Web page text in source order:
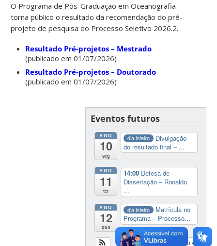
O Programa de Pós-Graduação em Oceanografia
torna público o resultado da recomendação do pré-
projeto de pesquisa do Processo Seletivo 2026.2.
Resultado Pré-projetos – Mestrado
(publicado em 01/07/2026)
Resultado Pré-projetos – Doutorado
(publicado em 01/07/2026)
Eventos futuros
AGO
10
seg
dia inteiro
Divulgação
do resultado final – ...
AGO
11
ter
14:00 Defesa de
Dissertação – Ronaldo
...
AGO
12
qua
dia inteiro
Matrícula no
Programa – Processo...
Ver calendário